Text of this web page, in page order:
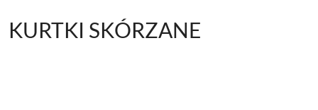
KURTKI SKÓRZANE